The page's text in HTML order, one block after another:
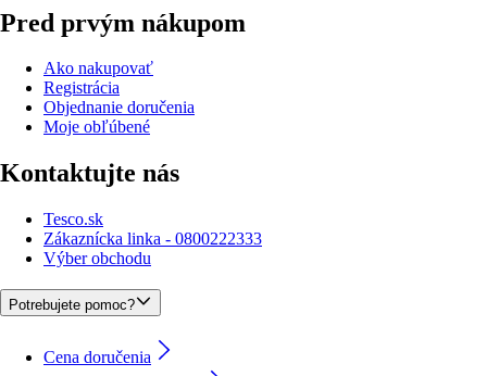
Pred prvým nákupom
Ako nakupovať
Registrácia
Objednanie doručenia
Moje obľúbené
Kontaktujte nás
Tesco.sk
Zákaznícka linka - 0800222333
Výber obchodu
Potrebujete pomoc?
Cena doručenia